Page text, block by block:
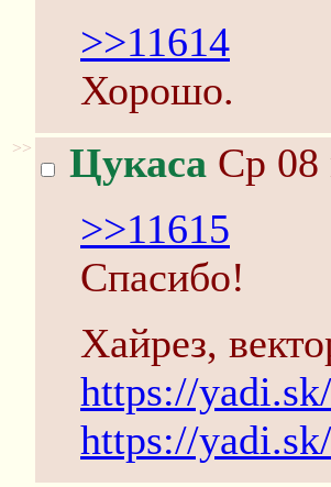
>>11614
Хорошо.
>> Цукаса Ср 08
>>11615
Спасибо!
Хайрез,
https://
https://